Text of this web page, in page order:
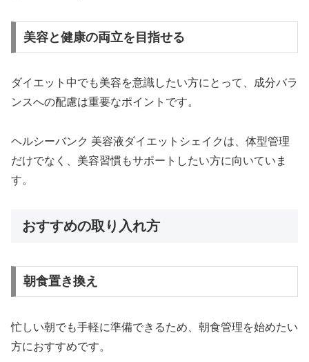
美容と健康の両立を目指せる
ダイエット中でも美容を意識したい方にとって、成分バラ
ンスへの配慮は重要なポイントです。
ヘルシーバンク 美容液ダイエットシェイクは、体型管理
だけでなく、美容習慣もサポートしたい方に向いていま
す。
おすすめの取り入れ方
朝食置き換え
忙しい朝でも手軽に準備できるため、朝食管理を始めたい
方におすすめです。